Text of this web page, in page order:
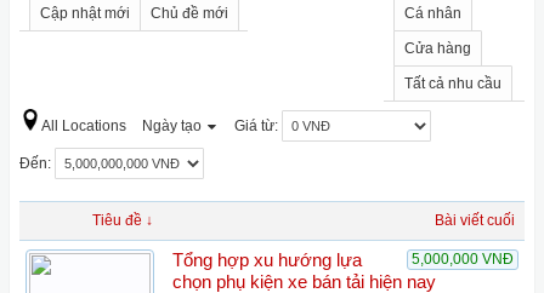
Cập nhật mới Chủ đề mới Cá nhân
Cửa hàng
Tất cả nhu cầu
All Locations Ngày tạo Giá từ:
Đến:
Tiêu đề ↓ Bài viết cuối
5,000,000 VNĐ
Tổng hợp xu hướng lựa
chọn phụ kiện xe bán tải hiện nay